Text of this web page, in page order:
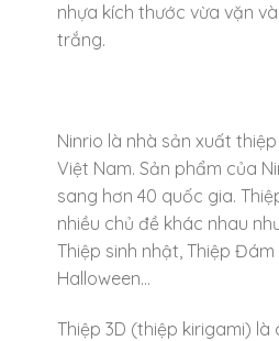
nhựa kích thước vừa vặn
trắng.
Ninrio là nhà sản xuất
Việt Nam. Sản phẩm của
sang hơn 40 quốc gia.
nhiều chủ đề khác nhau
Thiệp sinh nhật, Thiệp Đám
Halloween…
Thiệp 3D (thiệp kirigami)